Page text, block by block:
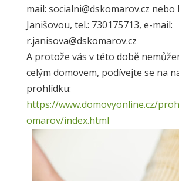
mail: socialni@dskomarov.cz nebo
Janišovou, tel.: 730175713, e-mail:
r.janisova@dskomarov.cz
A protože vás v této době
celým domovem, podívejte se na
prohlídku:
https://www.domovyonline.cz/
omarov/index.html